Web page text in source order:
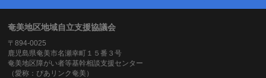
奄美地区地域自立支援協議会
〒894-0025
鹿児島県奄美市名瀬幸町１５番３号
奄美地区障がい者等基幹相談支援センター
（愛称：ぴあリンク奄美）